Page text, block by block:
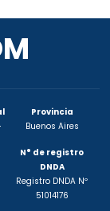
Provincia
Buenos Aires
N° de registro
DNDA
Registro DNDA Nº
51014176